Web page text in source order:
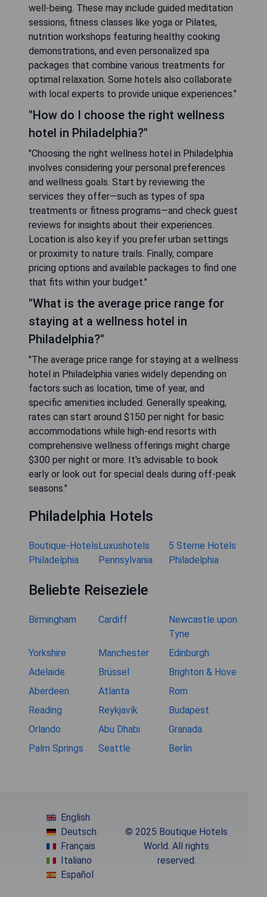
well-being. These may include guided meditation
sessions, fitness classes like yoga or Pilates,
nutrition workshops featuring healthy cooking
demonstrations, and even personalized spa
packages that combine various treatments for
optimal relaxation. Some hotels also collaborate
with local experts to provide unique experiences."
"How do I choose the right wellness
hotel in Philadelphia?"
"Choosing the right wellness hotel in Philadelphia
involves considering your personal preferences
and wellness goals. Start by reviewing the
services they offer—such as types of spa
treatments or fitness programs—and check guest
reviews for insights about their experiences.
Location is also key if you prefer urban settings
or proximity to nature trails. Finally, compare
pricing options and available packages to find one
that fits within your budget."
"What is the average price range for
staying at a wellness hotel in
Philadelphia?"
"The average price range for staying at a wellness
hotel in Philadelphia varies widely depending on
factors such as location, time of year, and
specific amenities included. Generally speaking,
rates can start around $150 per night for basic
accommodations while high-end resorts with
comprehensive wellness offerings might charge
$300 per night or more. It's advisable to book
early or look out for special deals during off-peak
seasons."
Philadelphia Hotels
Boutique-Hotels
Philadelphia
Luxushotels
Pennsylvania
5 Sterne Hotels
Philadelphia
Beliebte Reiseziele
Birmingham Cardiff
Newcastle upon
Tyne
Yorkshire
Manchester
Edinburgh
Adelaide
Brüssel
Brighton & Hove
Aberdeen
Atlanta
Rom
Reading
Reykjavík
Budapest
Orlando
Abu Dhabi
Granada
Palm Springs
Seattle Berlin
English
Deutsch
Français
Italiano
Español
© 2025 Boutique Hotels
World. All rights
reserved.